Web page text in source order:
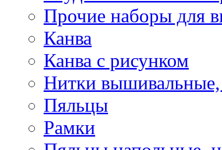
Прочие наборы для
Канва
Канва с рисунком
Нитки
Пяльцы
Рамки